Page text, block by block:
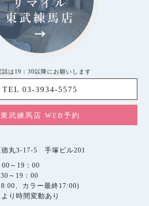
は19：30以降にお願いします
TEL 03-3934-5575
東武練馬店 WEB予約
徳丸3-17-5 手塚ビル201
～19：00
～19：00
、カラー最終17:00)
り時間変動あり